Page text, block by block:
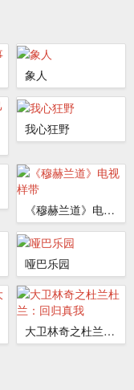
象人
我心狂野
《穆赫兰道》电视样带
哑巴乐园
大卫林奇之杜兰杜兰：回归真我